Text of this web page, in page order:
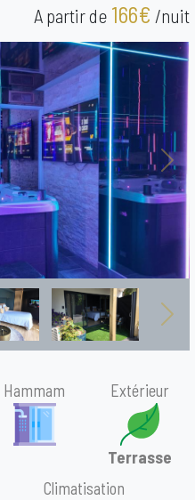
A partir de 166€ /nuit
Next
Next
Hammam Extérieur
Terrasse
Climatisation